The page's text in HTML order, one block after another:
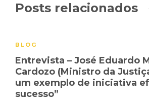
Posts relacionados
BLOG
Entrevista – José Eduardo
Cardozo (Ministro da
um exemplo de iniciativa
sucesso”